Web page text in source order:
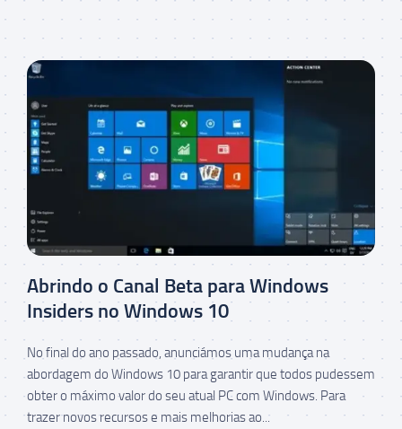
Abrindo o Canal Beta para Windows
Insiders no Windows 10
No final do ano passado, anunciámos uma mudança na
abordagem do Windows 10 para garantir que todos pudessem
obter o máximo valor do seu atual PC com Windows. Para
trazer novos recursos e mais melhorias ao...